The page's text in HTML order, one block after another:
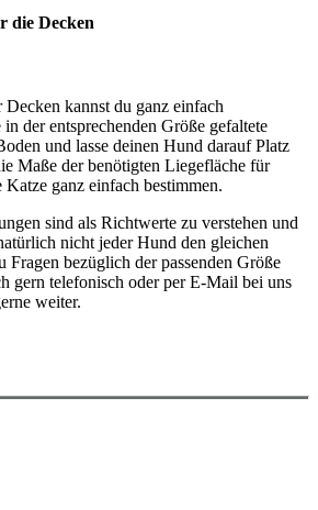
die Decken
Decken kannst du ganz einfach
der entsprechenden Größe gefaltete
und lasse deinen Hund darauf Platz
Maße der benötigten Liegefläche für
ganz einfach bestimmen.
sind als Richtwerte zu verstehen und
nicht jeder Hund den gleichen
Fragen bezüglich der passenden Größe
gern telefonisch oder per E-Mail bei uns
weiter.